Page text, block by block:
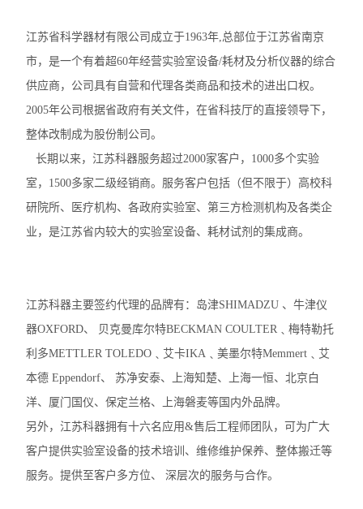
江苏省科学器材有限公司成立于1963年,总部位于江苏省南京
市，是一个有着超60年经营实验室设备/耗材及分析仪器的综合
供应商，公司具有自营和代理各类商品和技术的进出口权。
2005年公司根据省政府有关文件，在省科技厅的直接领导下，
整体改制成为股份制公司。
长期以来，江苏科器服务超过2000家客户，1000多个实验
室，1500多家二级经销商。服务客户包括（但不限于）高校科
研院所、医疗机构、各政府实验室、第三方检测机构及各类企
业，是江苏省内较大的实验室设备、耗材试剂的集成商。
江苏科器主要签约代理的品牌有：岛津SHIMADZU 、牛津仪
器OXFORD、 贝克曼库尔特BECKMAN COULTER﹑梅特勒托
利多METTLER TOLEDO﹑艾卡IKA﹑美墨尔特Memmert﹑艾
本德 Eppendorf、 苏净安泰、上海知楚、上海一恒、北京白
洋、厦门国仪、保定兰格、上海磐麦等国内外品牌。
另外，江苏科器拥有十六名应用&售后工程师团队，可为广大
客户提供实验室设备的技术培训、维修维护保养、整体搬迁等
服务。提供至客户多方位、 深层次的服务与合作。